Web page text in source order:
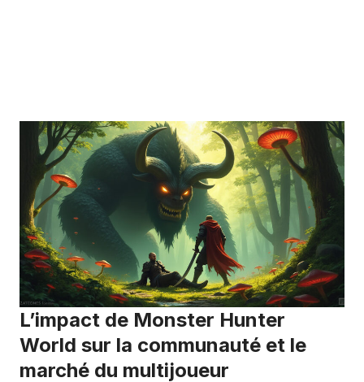
L’impact de Monster Hunter
World sur la communauté et le
marché du multijoueur